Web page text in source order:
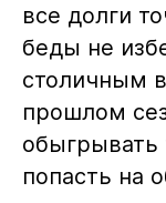
все долги
беды не
столичным
прошлом
обыгрывать
попасть на